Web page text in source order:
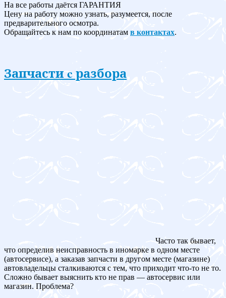
На все работы даётся ГАРАНТИЯ
Цену на работу можно узнать, разумеется, после
предварительного осмотра.
Обращайтесь к нам по координатам в контактах.
Запчасти c разбора
Часто так бывает,
что определив неисправность в иномарке в одном месте
(автосервисе), а заказав запчасти в другом месте (магазине)
автовладельцы сталкиваются с тем, что приходит что-то не то.
Сложно бывает выяснить кто не прав — автосервис или
магазин. Проблема?